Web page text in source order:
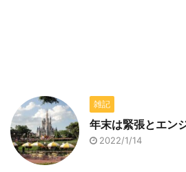
雑記
年末は緊張とエン
2022/1/14